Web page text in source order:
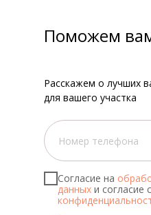
Согласие на
данных и согласие с
Поможем
Расскажем о лучших
для вашего участка